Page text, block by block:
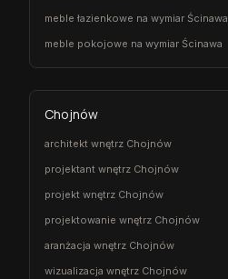
meble łazienkowe na wymiar Ścinawa
meble pokojowe na wymiar Ścinawa
Chojnów
architekt wnętrz Chojnów
projektant wnętrz Chojnów
projekt wnętrz Chojnów
projektowanie wnętrz Chojnów
aranżacja wnętrz Chojnów
wizualizacja wnętrz Chojnów